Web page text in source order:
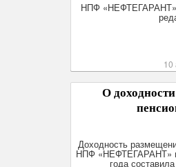
НПФ «НЕФТЕГАРАНТ»
10
О
Доходность
НПФ «НЕФТЕГАРАНТ»
года